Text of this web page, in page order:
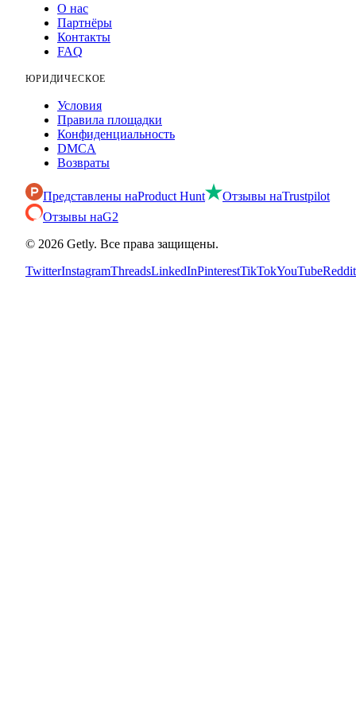
О нас
Партнёры
Контакты
FAQ
ЮРИДИЧЕСКОЕ
Условия
Правила площадки
Конфиденциальность
DMCA
Возвраты
Представлены наProduct Hunt Отзывы наTrustpilot
Отзывы наG2
© 2026 Getly. Все права защищены.
TwitterInstagramThreadsLinkedInPinterestTikTokYouTubeReddit